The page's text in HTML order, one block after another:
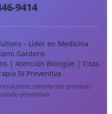
9414
- Líder en Medicina
Gardens
| Atención Bilingüe | Citas
IV Preventiva
doctor-primario-
preventivo